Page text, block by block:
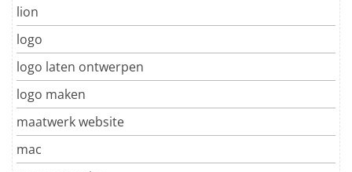
lion
logo
logo laten ontwerpen
logo maken
maatwerk website
mac